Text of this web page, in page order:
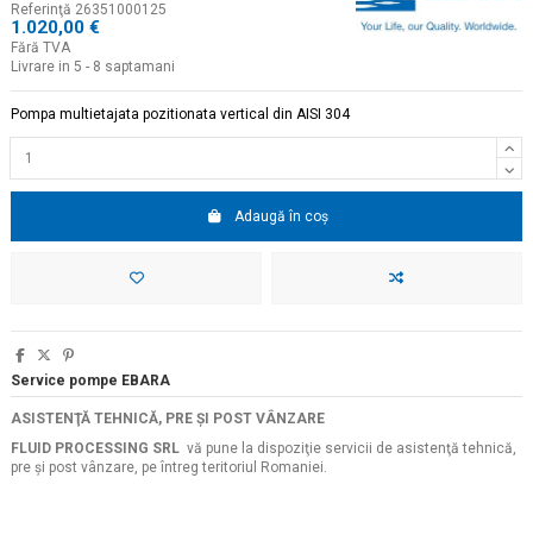
Referinţă 26351000125
1.020,00 €
Fără TVA
Livrare in 5 - 8 saptamani
Pompa multietajata pozitionata vertical din AISI 304
Adaugă în coș
Service pompe EBARA
ASISTENŢĂ TEHNICĂ, PRE ŞI POST VÂNZARE
FLUID PROCESSING SRL vă pune la dispoziţie servicii de asistenţă tehnică,
pre şi post vânzare, pe întreg teritoriul Romaniei.